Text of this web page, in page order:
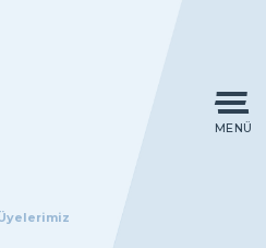
MENÜ